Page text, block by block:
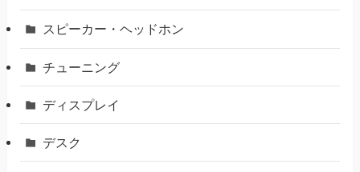
スピーカー・ヘッドホン
チューニング
ディスプレイ
デスク